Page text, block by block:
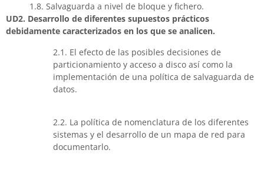
1.8. Salvaguarda a nivel de bloque y fichero.
UD2. Desarrollo de diferentes supuestos prácticos
debidamente caracterizados en los que se analicen.
2.1. El efecto de las posibles decisiones de
particionamiento y acceso a disco así como la
implementación de una política de salvaguarda de
datos.
2.2. La política de nomenclatura de los diferentes
sistemas y el desarrollo de un mapa de red para
documentarlo.